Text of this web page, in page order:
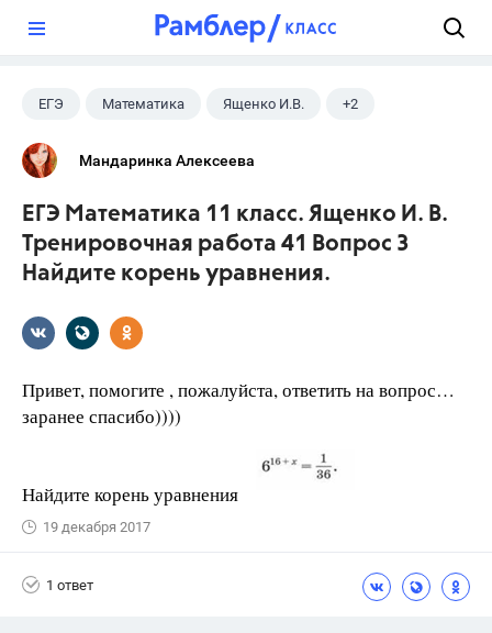
ЕГЭ Математика Ященко И.В. +2
Семенов А.В.
Мандаринка Алексеева
ЕГЭ Математика 11 класс. Ященко И. В.
Тренировочная работа 41 Вопрос 3
Найдите корень уравнения.
Привет, помогите , пожалуйста, ответить на вопрос…
заранее спасибо))))
Найдите корень уравнения
19 декабря 2017
1 ответ